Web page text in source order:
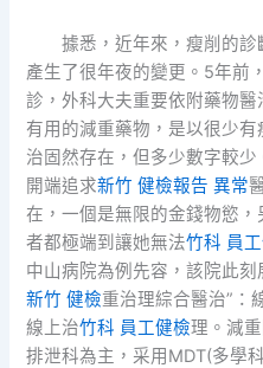
據悉，近年來，瘦削的診
產生了很年夜的變更。5年前
診，外科大夫重要依附藥物醫
有用的減重藥物，是以很少
治固然存在，但多少數字較
開端追求新竹 健檢報告 異常
在，一個是無限的金錢物慾
者都極端到讓她無法竹科 員
中山病院為例先容，該院此
新竹 健檢重治理綜合醫治”：
線上治竹科 員工健檢理。減
排泄科為主，采用MDT(多學